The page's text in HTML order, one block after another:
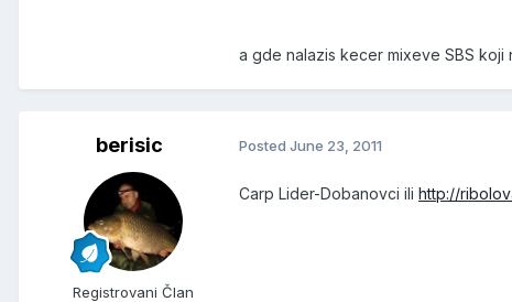
a gde nalazis kecer mixeve SBS koji
berisic
Registrovani Član
Posted June 23, 2011
Carp Lider-Dobanovci ili http://